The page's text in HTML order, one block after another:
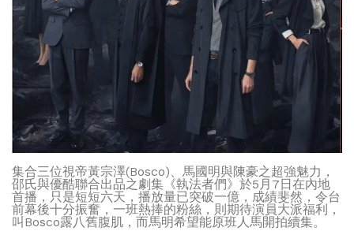
集合三位視帝黃宗澤(Bosco)、馬國明與陳豪之超強魅力，
邵氏與優酷聯合出品之劇集《執法者們》於5月7日在內地
首播，只是短短六天，播放量已突破一億，成績斐然，令台
前幕後十分振奮，一班熱捧的粉絲，則期待演員大派福利，
叫Bosco露八舊腹肌，而馬明希望能原班人馬開拍續集。